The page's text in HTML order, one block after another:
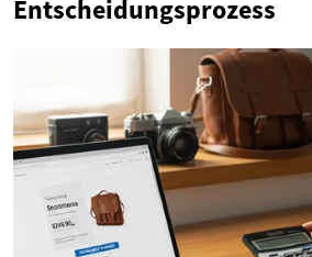
Entscheidungsprozess